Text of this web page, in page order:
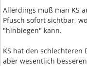
Allerdings muß man KS
Pfusch sofort sichtbar,
"hinbiegen" kann.
KS hat den schlechteren
aber wesentlich